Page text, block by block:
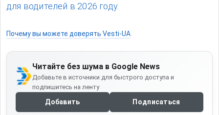
для водителей в 2026 году.
Почему вы можете доверять Vesti-UA
Читайте без шума в Google News
Добавьте в источники для быстрого доступа и
подпишитесь на ленту
Добавить Подписаться